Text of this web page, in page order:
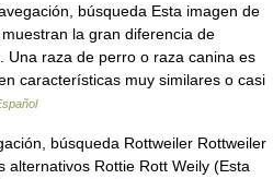
búsqueda Esta imagen de
la gran diferencia de
Una raza de perro o raza canina es
características muy similares o casi
búsqueda Rottweiler Rottweiler
alternativos Rottie Rott Weily (Esta